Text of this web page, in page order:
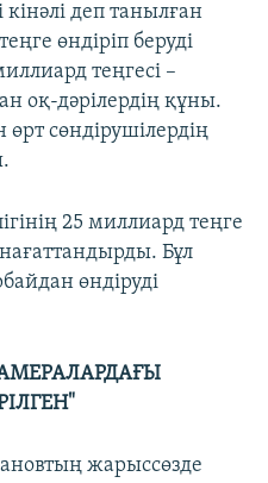
деп танылған
өндіріп беруді
теңгесі –
оқ-дәрілердің құны.
сөндірушілердің
25 миллиард теңге
Бұл
өндіруді
жарыссөзде